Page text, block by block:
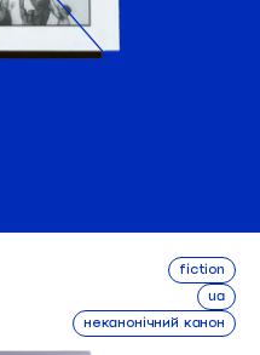
fiction
ua
неканонічний канон